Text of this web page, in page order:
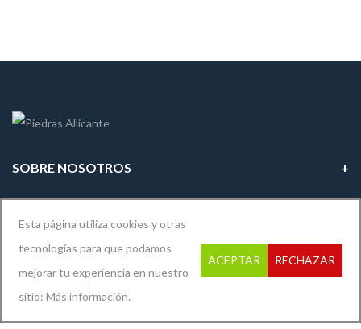
SOBRE NOSOTROS
Diseño y desarrollo por
Esta página utiliza cookies y otras
tecnologías para que podamos
mejorar tu experiencia en nuestro
sitio: Más información.
ACEPTAR RECHAZAR